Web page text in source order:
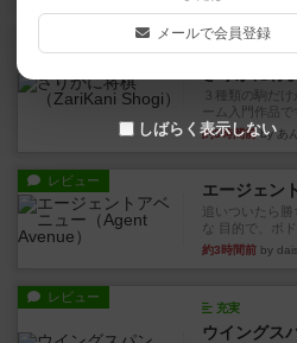
ルール/インスト
３種類の駒だ
ーム入門作品で
約3時間前by あ
レビュー エージェン
追いついたら
な 目的で、ボド
約3時間前 by
レビュー
充実
ウイングス
メールで会員登録
しばらく表示しない